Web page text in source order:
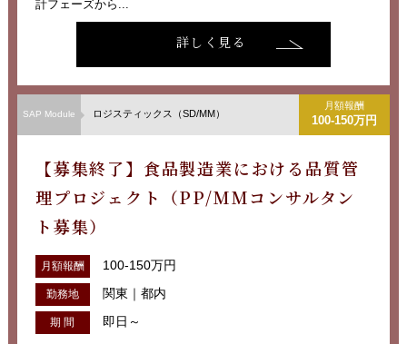
計フェーズから...
詳しく見る
SAP Module ロジスティックス（SD/MM）
月額報酬
100-150万円
【募集終了】食品製造業における品質管
理プロジェクト（PP/MMコンサルタン
ト募集）
月額報酬 100-150万円
勤務地 関東｜都内
期 間 即日～